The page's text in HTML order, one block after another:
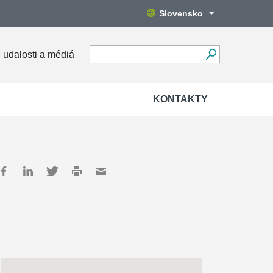
Slovensko
udalosti a médiá
KONTAKTY